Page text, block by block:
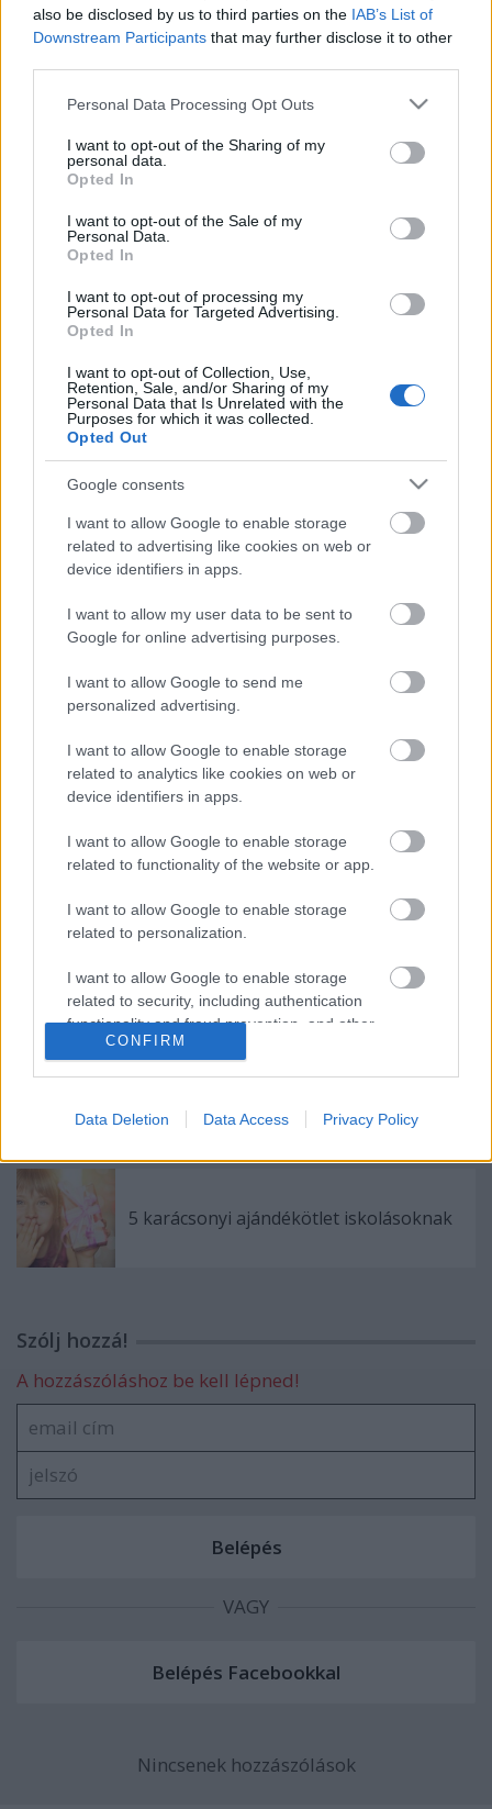
also be disclosed by us to third parties on the IAB’s List of
Downstream Participants that may further disclose it to other
Please note that this website/app uses one or more Google
not limited to your visit or usage behaviour. You may click to
grant or deny consent to Google and its third-party tags to
use your data for below specified purposes in below Google
consent section.
Personal Data Processing Opt Outs
I want to opt-out of the Sharing of my
personal data.
Opted In
I want to opt-out of the Sale of my
Personal Data.
Opted In
I want to opt-out of processing my
Personal Data for Targeted Advertising.
Opted In
I want to opt-out of Collection, Use,
Retention, Sale, and/or Sharing of my
Personal Data that Is Unrelated with the
Purposes for which it was collected.
Opted Out
Google consents
I want to allow Google to enable storage
related to advertising like cookies on web or
device identifiers in apps.
I want to allow my user data to be sent to
Google for online advertising purposes.
I want to allow Google to send me
personalized advertising.
I want to allow Google to enable storage
related to analytics like cookies on web or
device identifiers in apps.
I want to allow Google to enable storage
related to functionality of the website or app.
I want to allow Google to enable storage
related to personalization.
I want to allow Google to enable storage
related to security, including authentication
functionality and fraud prevention, and other
user protection.
CONFIRM
Data Deletion Data Access Privacy Policy
Forrás:AdWeek
Címkék:reklám gyerek szülő anya
Ajánlott bejegyzések:
Sarokba a matchboxokkal!
Mintákból jeles
Játékappok helyett
szünetben!
5 karácsonyi ajándékötlet iskolásoknak
Szólj hozzá!
A hozzászóláshoz be kell lépned!
VAGY
Nincsenek hozzászólások